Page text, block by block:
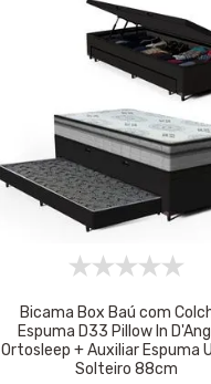
Bicama Box Baú com
Espuma D33 Pillow In
Ortosleep + Auxiliar Espuma
Solteiro 88cm